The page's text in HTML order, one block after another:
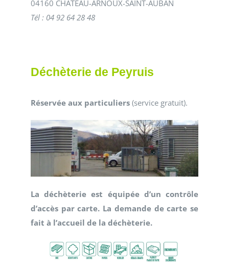
04160 CHATEAU-ARNOUX-SAINT-AUBAN
Tél : 04 92 64 28 48
Déchèterie de Peyruis
Réservée aux particuliers (service gratuit).
La déchèterie est équipée d’un contrôle
d’accès par carte. La demande de carte se
fait à l’accueil de la déchèterie.